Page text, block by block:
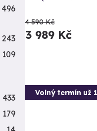
4 590 Kč
3 989 Kč
Volný termín už
496
243
109
433
179